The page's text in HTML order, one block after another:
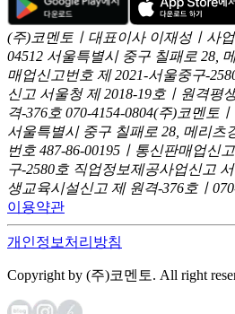
(주)코멘토ㅣ대표이사 이재성ㅣ사
04512 서울특별시 중구 칠패로 28,
매업신고번호 제 2021-서울중구-
신고 서울청 제 2018-19호ㅣ원격평
격-376호 070-4154-0804(주)코멘토
서울특별시 중구 칠패로 28, 메리츠
번호 487-86-00195ㅣ통신판매업신
구-2580호 직업정보제공사업신고
생교육시설신고 제 원격-376호ㅣ
이용약관
개인정보처리방침
Copyright by (주)코멘토. All right